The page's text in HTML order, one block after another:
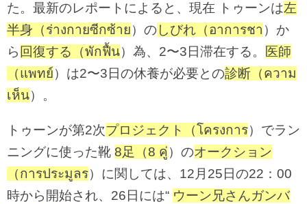
た。最新のレポートによると、現在 トゥーンは左
半身（ร่างกายซีกซ้าย）の しびれ（อาการชา ）か
ら 回復する（พักฟื้น）為、2〜3日滞在する。
医師
（แพทย์）は2〜3日の休養が必要との診断（ความ
เห็น）。
トゥーンが第2次プロジェクト（โครงการ）でラン
ニングに使った靴 8足（8 คู่）のオークション
（การประมูลร）に関しては、12月25日の22：00
時から開始され、26日には“ ウーン兄さんガンバ